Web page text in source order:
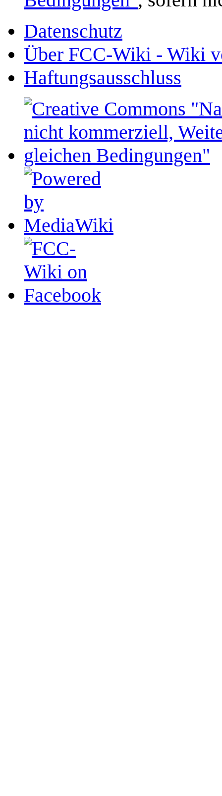
Datenschutz
Über FCC-Wiki - Wiki
Haftungsausschluss